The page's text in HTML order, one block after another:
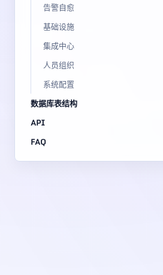
告警自愈
基础设施
集成中心
人员组织
系统配置
数据库表结构
API
FAQ